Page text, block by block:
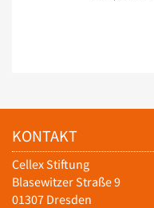
KONTAKT
Cellex Stiftung
Blasewitzer Straße 9
01307 Dresden